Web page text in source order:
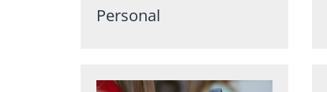
Personal